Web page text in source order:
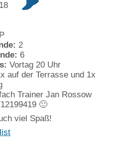
2
6
Vortag 20 Uhr
auf der Terrasse und 1x
Trainer Jan Rossow
🙂
viel Spaß!